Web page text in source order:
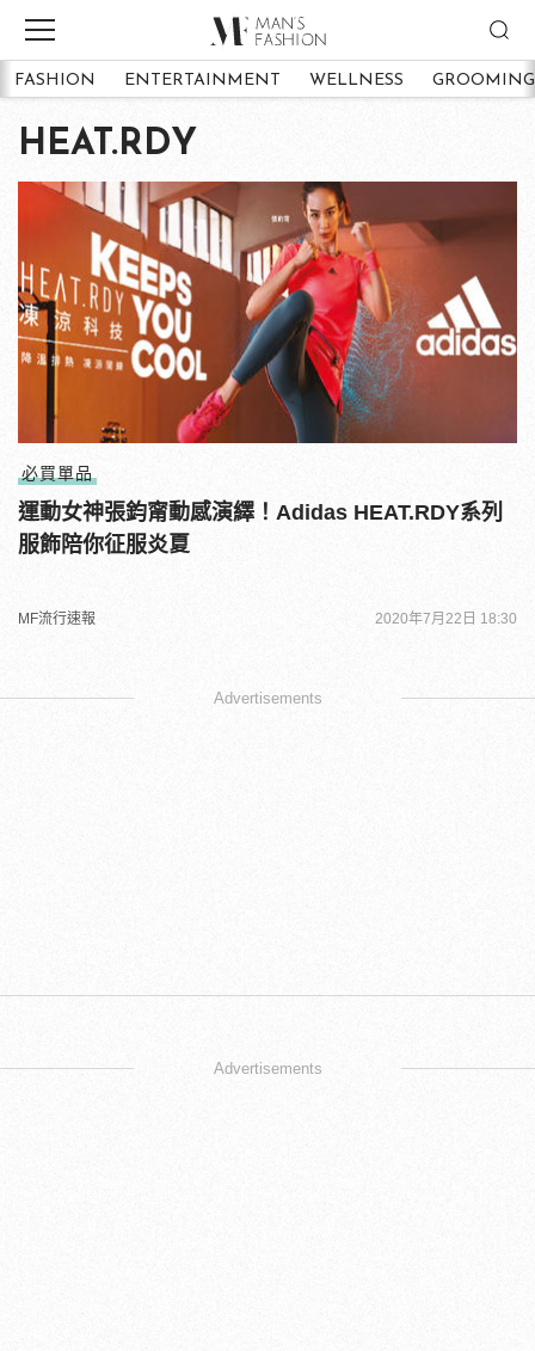
FASHION ENTERTAINMENT WELLNESS GROOMING
HEAT.RDY
必買單品
運動女神張鈞甯動感演繹！Adidas HEAT.RDY系列
服飾陪你征服炎夏
MF流行速報 2020年7月22日 18:30
Advertisements
Advertisements